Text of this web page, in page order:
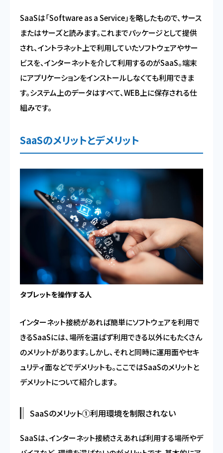
SaaSは「Software as a Service」を略したもので、サース
またはサーズと読みます。これまでパッケージとして提供
され、イントラネット上で利用していたソフトウェアやサー
ビスを、インターネットを介して利用するのがSaaS。端末
にアプリケーションをインストールしなくても利用できま
す。システム上のデータはすべて、WEB上に保存される仕
組みです。
SaaSのメリットとデメリット
タブレットを操作する人
インターネット接続があれば簡単にソフトウェアを利用で
きるSaaSには、場所を選ばず利用できる以外にもたくさん
のメリットがあります。しかし、それと同時に運用面やセキ
ュリティ面などでデメリットも。ここではSaaSのメリットと
デメリットについて紹介します。
SaaSのメリット①利用環境を制限されない
SaaSは、インターネット接続さえあれば利用する場所やデ